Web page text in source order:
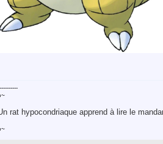
rat hypocondriaque apprend à lire le